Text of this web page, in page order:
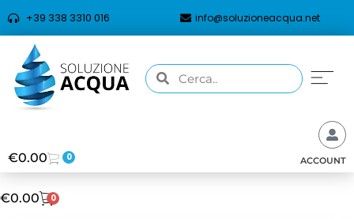
+39 338 3310 016 info@soluzioneacqua.net
€0.00 0 ACCOUNT
€0.00 0